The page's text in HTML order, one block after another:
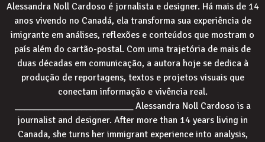
Alessandra Noll Cardoso é jornalista e designer. Há mais de 14
anos vivendo no Canadá, ela transforma sua experiência de
imigrante em análises, reflexões e conteúdos que mostram o
país além do cartão-postal. Com uma trajetória de mais de
duas décadas em comunicação, a autora hoje se dedica à
produção de reportagens, textos e projetos visuais que
conectam informação e vivência real.
_________________________ Alessandra Noll Cardoso is a
journalist and designer. After more than 14 years living in
Canada, she turns her immigrant experience into analysis,